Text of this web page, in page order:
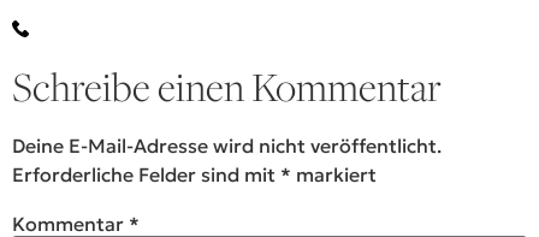
Schreibe einen Kommentar
Deine E-Mail-Adresse wird nicht veröffentlicht.
Erforderliche Felder sind mit * markiert
Kommentar *